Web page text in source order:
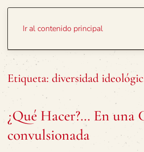
Ir al contenido principal
Etiqueta: diversidad
¿Qué Hacer?… En una
convulsionada